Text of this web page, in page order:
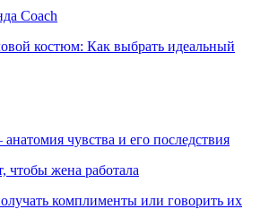
Coach
костюм: Как выбрать идеальный
чувства и его последствия
чтобы жена работала
комплименты или говорить их